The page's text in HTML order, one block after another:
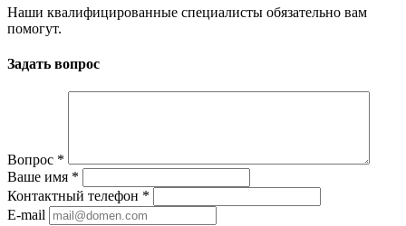
Наши квалифицированные специалисты обязательно вам
помогут.
Задать вопрос
Вопрос *
Ваше имя *
Контактный телефон *
E-mail